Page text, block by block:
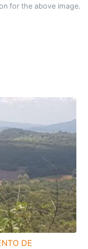
for the above image.
DE